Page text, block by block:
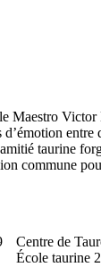
Maestro Victor
entre
taurine
commune
Centre de
École taurine